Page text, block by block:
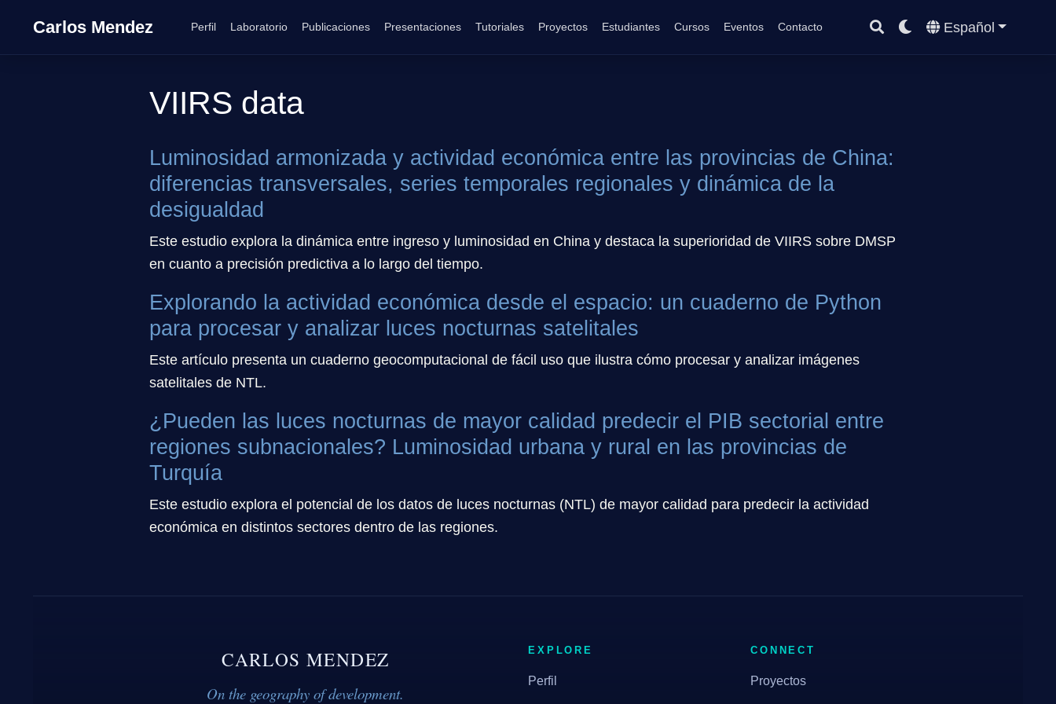
Carlos Mendez Perfil Laboratorio Publicaciones Presentaciones Tutoriales Proyectos Estudiantes Cursos Eventos Contacto Español
VIIRS data
Luminosidad armonizada y actividad económica entre las provincias de China:
diferencias transversales, series temporales regionales y dinámica de la
desigualdad
Este estudio explora la dinámica entre ingreso y luminosidad en China y destaca la superioridad de VIIRS sobre DMSP
en cuanto a precisión predictiva a lo largo del tiempo.
Explorando la actividad económica desde el espacio: un cuaderno de Python
para procesar y analizar luces nocturnas satelitales
Este artículo presenta un cuaderno geocomputacional de fácil uso que ilustra cómo procesar y analizar imágenes
satelitales de NTL.
¿Pueden las luces nocturnas de mayor calidad predecir el PIB sectorial entre
regiones subnacionales? Luminosidad urbana y rural en las provincias de
Turquía
Este estudio explora el potencial de los datos de luces nocturnas (NTL) de mayor calidad para predecir la actividad
económica en distintos sectores dentro de las regiones.
CARLOS MENDEZ
On the geography of development.
EXPLORE
Perfil
CONNECT
Proyectos